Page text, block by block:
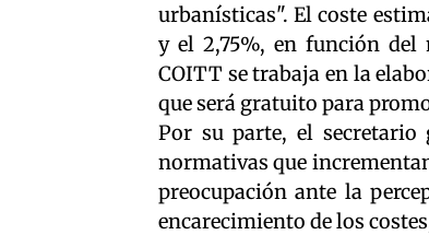
urbanísticas". El coste
y el 2,75%, en función del
COITT se trabaja en la
que será gratuito para
Por su parte, el secretario
normativas que
preocupación ante la
encarecimiento de los